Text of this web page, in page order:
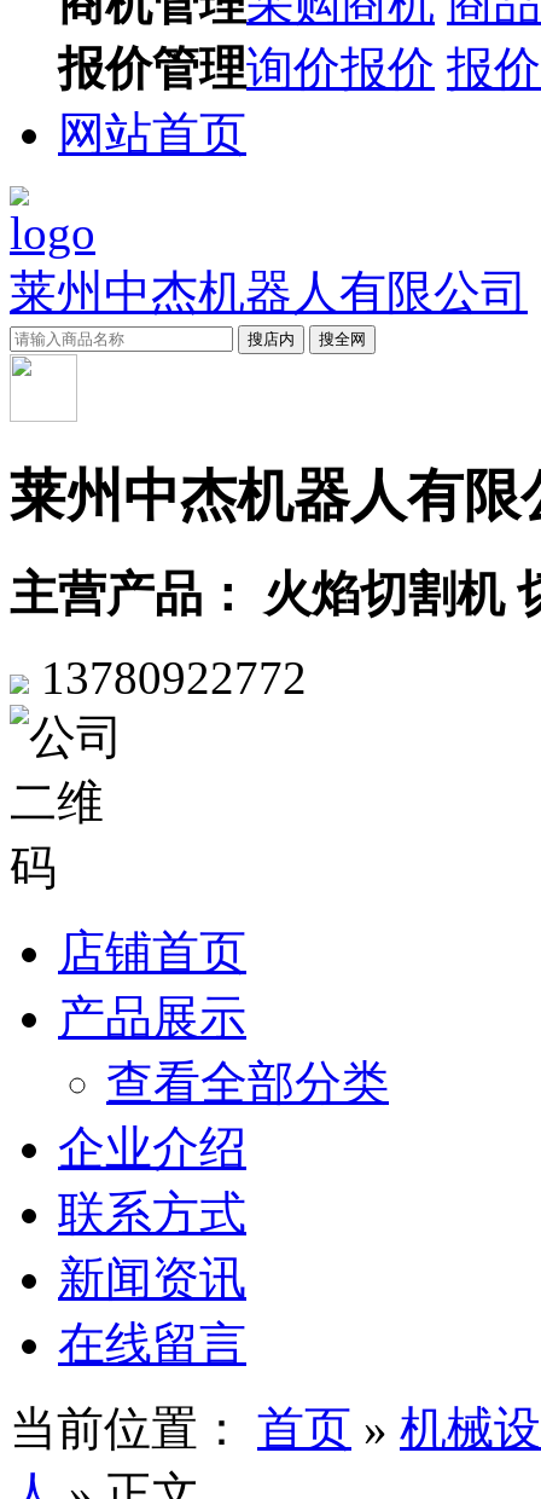
报价管理询价报价 报
网站首页
莱州中杰机器人有限公司
搜店内 搜全网
莱州中杰机器人有限
主营产品： 火焰切割机
13780922772
店铺首页
产品展示
查看全部分类
企业介绍
联系方式
新闻资讯
在线留言
当前位置： 首页 » 机械